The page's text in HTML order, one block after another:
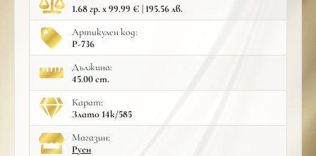
1.68 гр. x 99.99 € | 195.56 лв.
Артикулен код:
Р-736
Дължина:
45.00 cm.
Карат:
Злато 14к/585
Mагазин:
Руен